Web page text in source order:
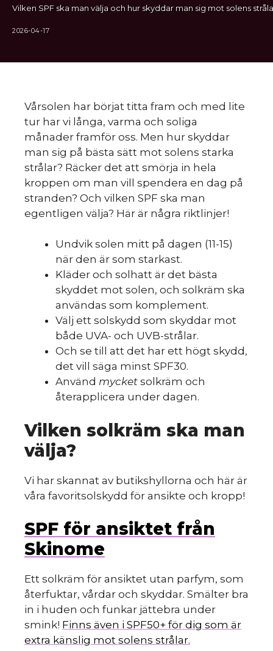
Vilken SPF ska man välja och hur skyddar man sig mot solens
2026-04-17
Vårsolen har börjat titta fram och med lite
tur har vi långa, varma och soliga
månader framför oss. Men hur skyddar
man sig på bästa sätt mot solens starka
strålar? Räcker det att smörja in hela
kroppen om man vill spendera en dag på
stranden? Och vilken SPF ska man
egentligen välja? Här är några riktlinjer!
Undvik solen mitt på dagen (11-15)
när den är som starkast.
Kläder och solhatt är det bästa
skyddet mot solen, och solkräm ska
användas som komplement.
Välj ett solskydd som skyddar mot
både UVA- och UVB-strålar.
Och se till att det har ett högt skydd,
det vill säga minst SPF30.
Använd mycket solkräm och
återapplicera under dagen.
Vilken solkräm ska man
välja?
Vi har skannat av butikshyllorna och här är
våra favoritsolskydd för ansikte och kropp!
SPF för ansiktet från
Skinome
Ett solkräm för ansiktet utan parfym, som
återfuktar, vårdar och skyddar. Smälter bra
in i huden och funkar jättebra under
smink! Finns även i SPF50+ för dig som är
extra känslig mot solens strålar.